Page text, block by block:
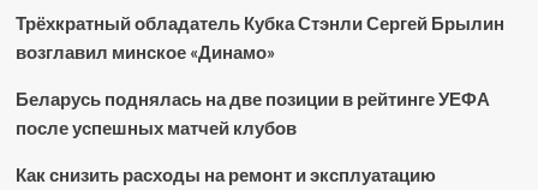
Трёхкратный обладатель Кубка Стэнли Сергей Брылин
возглавил минское «Динамо»
Беларусь поднялась на две позиции в рейтинге УЕФА
после успешных матчей клубов
Как снизить расходы на ремонт и эксплуатацию